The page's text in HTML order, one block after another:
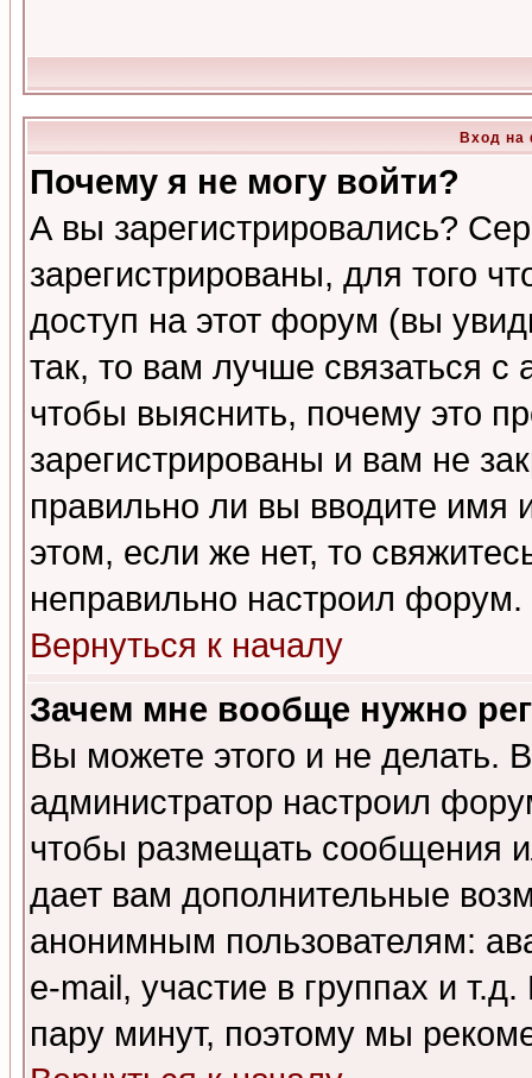
Вход на
Почему я не могу войти?
А вы зарегистрировались?
зарегистрированы, для того
доступ на этот форум (вы
так, то вам лучше связаться
чтобы выяснить, почему это
зарегистрированы и вам не
правильно ли вы вводите
этом, если же нет, то
неправильно настроил форум.
Вернуться к началу
Зачем мне вообще нужно
Вы можете этого и не делать.
администратор настроил
чтобы размещать сообщения
дает вам дополнительные
анонимным пользователям:
e-mail, участие в группах и
пару минут, поэтому мы